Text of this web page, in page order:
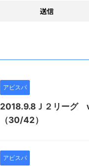
アビスパ
2018.9.8Ｊ２リーグ
（30/42）
アビスパ